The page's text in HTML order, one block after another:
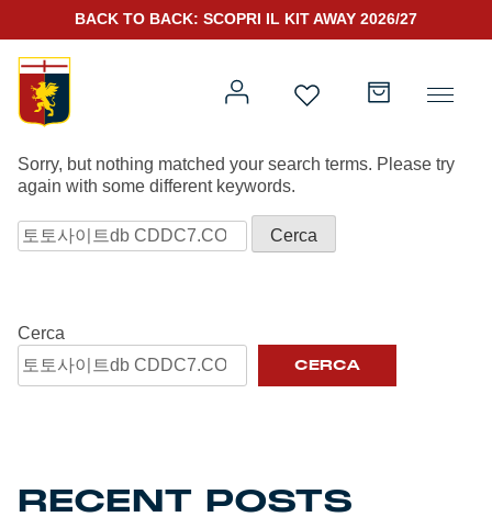
Prima squadra
Prima squadra
Kit Gara 2026/27
Rappresentanza
BACK TO BACK: SCOPRI IL KIT AWAY 2026/27
NOTHING FOUND
Sorry, but nothing matched your search terms. Please try
again with some different keywords.
Ricerca
per:
Cerca
CERCA
RECENT POSTS